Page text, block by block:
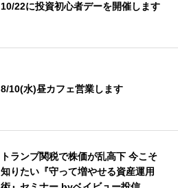
10/22に投資初心者デーを開催します
8/10(水)昼カフェ営業します
トランプ関税で株価が乱高下 今こそ
知りたい『守って増やせる資産運用